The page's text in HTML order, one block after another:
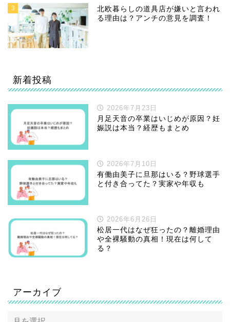
3
北欧暮らしの道具店が嫌いと言われ
る理由は？アンチの意見を調査！
新着投稿
2026年7月23日
月足天音の卒業はいじめが原因？妊
娠説は本当？経歴もまとめ
2026年7月10日
有働由美子に旦那はいる？野球選手
と付き合ってた？実家や年収も
2026年6月26日
松居一代はなぜ狂ったの？離婚理由
や全裸騒動の真相！現在は何して
る？
アーカイブ